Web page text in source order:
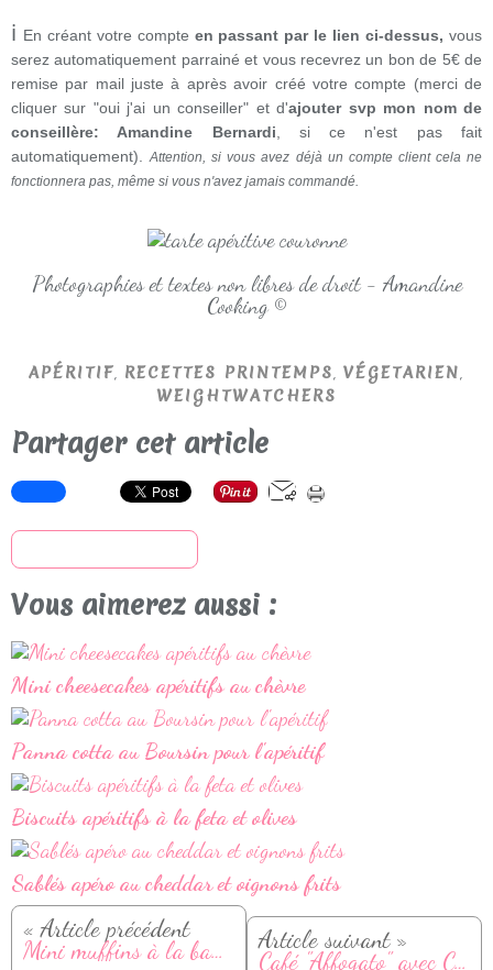
ℹ En créant votre compte en passant par le lien ci-dessus, vous
serez automatiquement parrainé et vous recevrez un bon de 5€ de
remise par mail juste à après avoir créé votre compte (merci de
cliquer sur "oui j'ai un conseiller" et d'ajouter svp mon nom de
conseillère: Amandine Bernardi , si ce n'est pas fait
automatiquement).Attention, si vous avez déjà un compte client cela ne
fonctionnera pas, même si vous n'avez jamais commandé.
Photographies et textes non libres de droit - Amandine
Cooking ©
APÉRITIF, RECETTES PRINTEMPS, VÉGETARIEN,
WEIGHTWATCHERS
Partager cet article
Vous aimerez aussi :
Mini cheesecakes apéritifs au chèvre
Panna cotta au Boursin pour l'apéritif
Biscuits apéritifs à la feta et olives
Sablés apéro au cheddar et oignons frits
« Article précédent
Mini muffins à la banane et beurre de cacahuète Article suivant »
Café "Affogato" avec Canofea